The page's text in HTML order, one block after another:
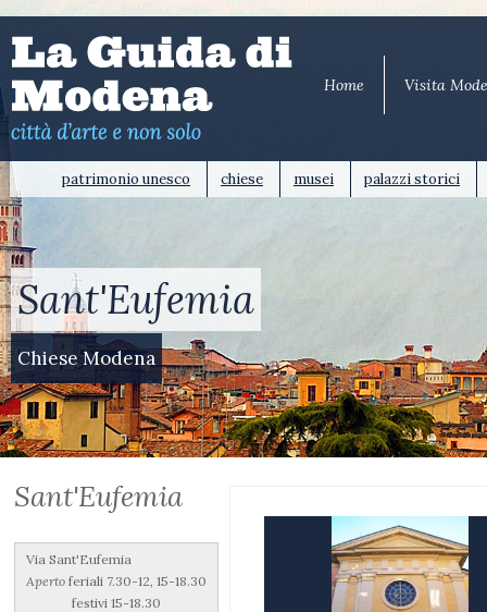
Home Visita
patrimonio unesco chiese musei palazzi storici
Sant'Eufemia
Chiese Modena
Sant'Eufemia
Via Sant'Eufemia
Aperto feriali 7.30-12, 15-18.30
festivi 15-18.30